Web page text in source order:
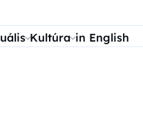
Kultúra in English